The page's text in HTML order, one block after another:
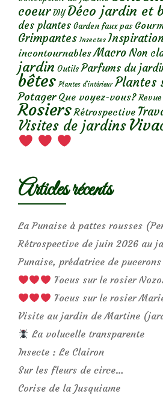
coeur DIY Déco jardin et
des plantes Garden faux pas
Grimpantes Insectes
incontournables Macro Non
jardin Outils Parfums du
bêtes Plantes d’intérieur Plantes
Potager Que voyez-vous?
Rosiers Rétrospective
Visites de jardins
Articles récents
La Punaise à pattes rousses
Rétrospective de juin 2026 au
Punaise, prédatrice de
Focus sur le rosier
Focus sur le rosier
Visite au jardin de Martine
La volucelle transparente
Insecte : Le Clairon
Sur les fleurs de circe…
Corise de la Jusquiame